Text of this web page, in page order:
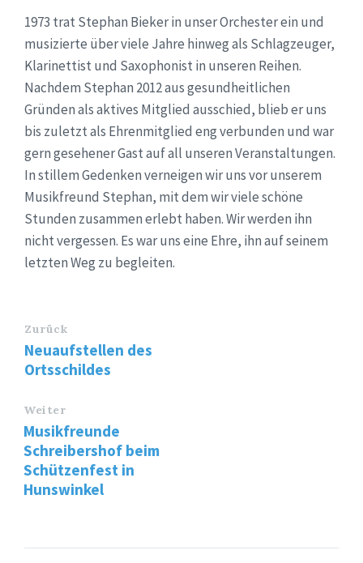
1973 trat Stephan Bieker in unser Orchester ein und
musizierte über viele Jahre hinweg als Schlagzeuger,
Klarinettist und Saxophonist in unseren Reihen.
Nachdem Stephan 2012 aus gesundheitlichen
Gründen als aktives Mitglied ausschied, blieb er uns
bis zuletzt als Ehrenmitglied eng verbunden und war
gern gesehener Gast auf all unseren Veranstaltungen.
In stillem Gedenken verneigen wir uns vor unserem
Musikfreund Stephan, mit dem wir viele schöne
Stunden zusammen erlebt haben. Wir werden ihn
nicht vergessen. Es war uns eine Ehre, ihn auf seinem
letzten Weg zu begleiten.
Zurück
Neuaufstellen des
Ortsschildes
Weiter
Musikfreunde
Schreibershof beim
Schützenfest in
Hunswinkel